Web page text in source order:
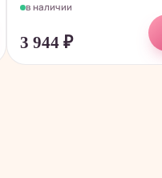
в наличии
3 944 ₽